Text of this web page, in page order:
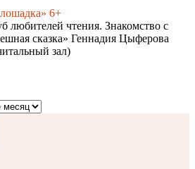
6+
любителей чтения. Знакомство с
сказка» Геннадия Цыферова
зал)